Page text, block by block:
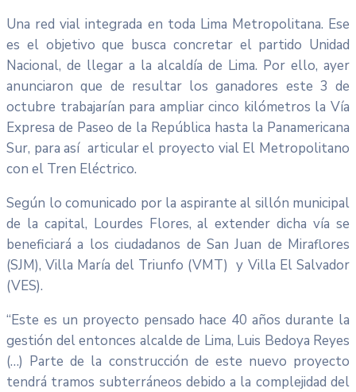
Una red vial integrada en toda Lima Metropolitana. Ese
es el objetivo que busca concretar el partido Unidad
Nacional, de llegar a la alcaldía de Lima. Por ello, ayer
anunciaron que de resultar los ganadores este 3 de
octubre trabajarían para ampliar cinco kilómetros la Vía
Expresa de Paseo de la República hasta la Panamericana
Sur, para así articular el proyecto vial El Metropolitano
con el Tren Eléctrico.
Según lo comunicado por la aspirante al sillón municipal
de la capital, Lourdes Flores, al extender dicha vía se
beneficiará a los ciudadanos de San Juan de Miraflores
(SJM), Villa María del Triunfo (VMT) y Villa El Salvador
(VES).
“Este es un proyecto pensado hace 40 años durante la
gestión del entonces alcalde de Lima, Luis Bedoya Reyes
(…) Parte de la construcción de este nuevo proyecto
tendrá tramos subterráneos debido a la complejidad del